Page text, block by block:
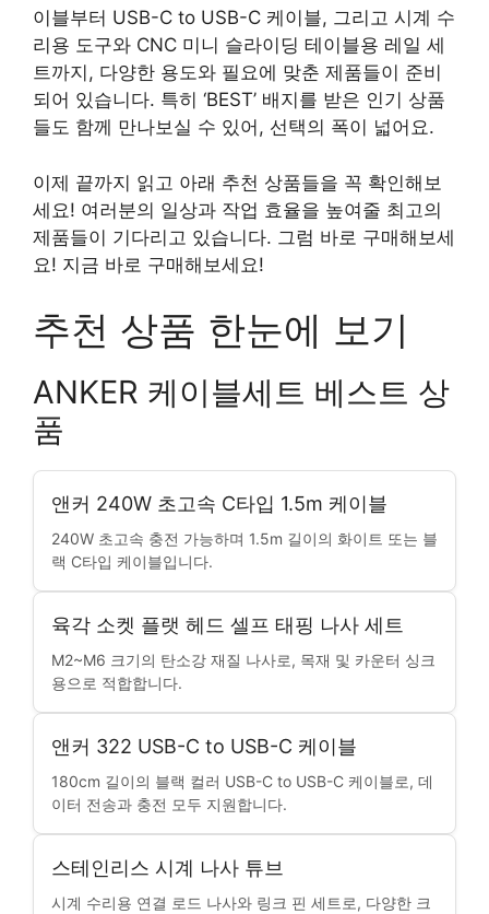
이블부터 USB-C to USB-C 케이블, 그리고 시계 수
리용 도구와 CNC 미니 슬라이딩 테이블용 레일 세
트까지, 다양한 용도와 필요에 맞춘 제품들이 준비
되어 있습니다. 특히 ‘BEST’ 배지를 받은 인기 상품
들도 함께 만나보실 수 있어, 선택의 폭이 넓어요.
이제 끝까지 읽고 아래 추천 상품들을 꼭 확인해보
세요! 여러분의 일상과 작업 효율을 높여줄 최고의
제품들이 기다리고 있습니다. 그럼 바로 구매해보세
요! 지금 바로 구매해보세요!
추천 상품 한눈에 보기
ANKER 케이블세트 베스트 상
품
앤커 240W 초고속 C타입 1.5m 케이블
240W 초고속 충전 가능하며 1.5m 길이의 화이트 또는 블
랙 C타입 케이블입니다.
육각 소켓 플랫 헤드 셀프 태핑 나사 세트
M2~M6 크기의 탄소강 재질 나사로, 목재 및 카운터 싱크
용으로 적합합니다.
앤커 322 USB-C to USB-C 케이블
180cm 길이의 블랙 컬러 USB-C to USB-C 케이블로, 데
이터 전송과 충전 모두 지원합니다.
스테인리스 시계 나사 튜브
시계 수리용 연결 로드 나사와 링크 핀 세트로, 다양한 크